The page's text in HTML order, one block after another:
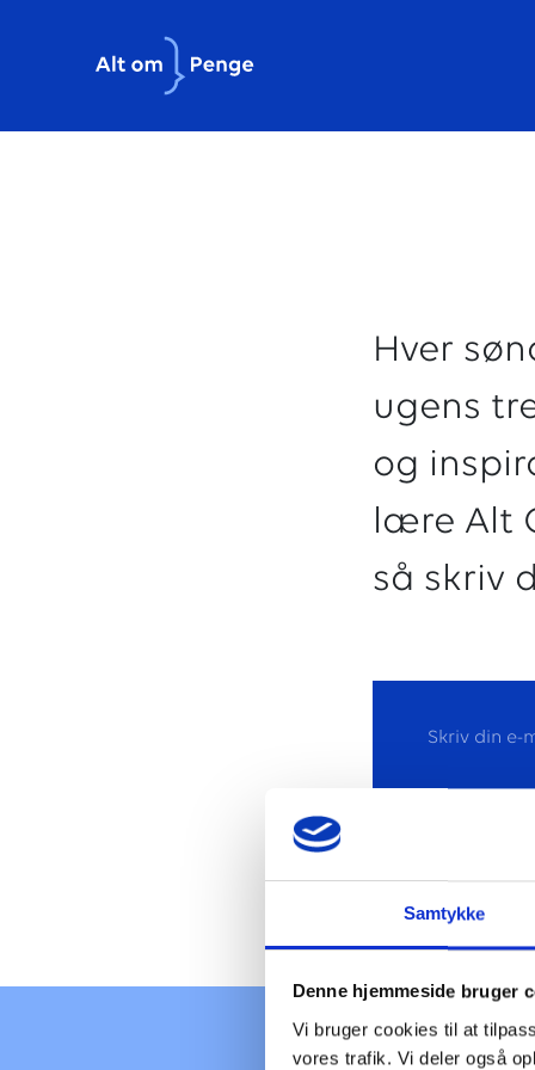
Samtykke
Denne hjemmeside bruger
Vi bruger cookies til at
vores trafik. Vi deler også
Hver
ugens
og
lære Alt
så skriv